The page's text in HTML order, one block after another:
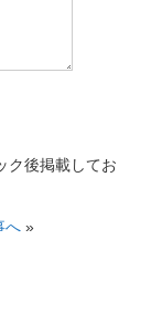
ク後掲載してお
へ »